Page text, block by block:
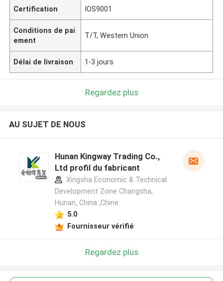
Certification IOS9001
Conditions de pai
ement
T/T, Western Union
Délai de livraison 1-3 jours
Regardez plus
AU SUJET DE NOUS
Hunan Kingway Trading Co.,
Ltd profil du fabricant
Xingsha Economic & Technical
Development Zone Changsha,
Hunan, China ,Chine
5.0
Fournisseur vérifié
Regardez plus